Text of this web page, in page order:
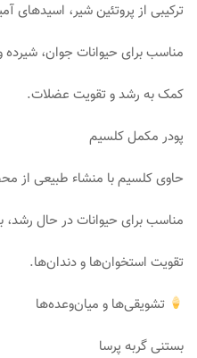
ترکیبی از پروتئین شیر، اسیدهای
مناسب برای حیوانات جوان، شیرده
کمک به رشد و تقویت عضلات.
پودر مکمل کلسیم
حاوی کلسیم با منشاء طبیعی از
مناسب برای حیوانات در حال رشد،
تقویت استخوان‌ها و دندان‌ها.
تشویقی‌ها و میان‌وعده‌ها
بستنی گربه پرسا